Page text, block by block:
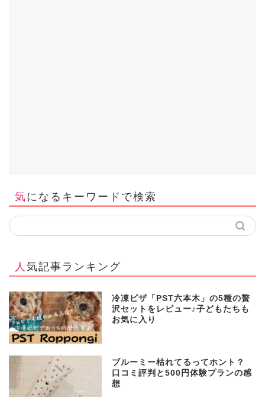
気になるキーワードで検索
人気記事ランキング
冷凍ピザ「PST六本木」の5種の贅
沢セットをレビュー♪子どもたちも
お気に入り
ブルーミー枯れてるってホント？
口コミ評判と500円体験プランの感
想